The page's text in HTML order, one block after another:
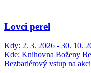
Lovci perel
Kdy: 2. 3. 2026 - 30. 10.
Kde: Knihovna Boženy
Bezbariérový vstup na akci